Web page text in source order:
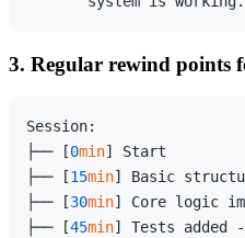
3. Regular rewind points
Session:
├── [0min] Start
├── [15min] Basic
├── [30min] Core logic
├── [45min] Tests added